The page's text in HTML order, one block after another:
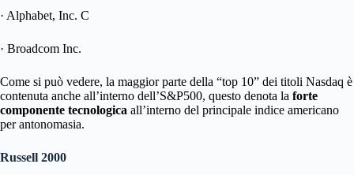
· Alphabet, Inc. C
· Broadcom Inc.
Come si può vedere, la maggior parte della “top 10” dei titoli Nasdaq è
contenuta anche all’interno dell’S&P500, questo denota la forte
componente tecnologica all’interno del principale indice americano
per antonomasia.
Russell 2000